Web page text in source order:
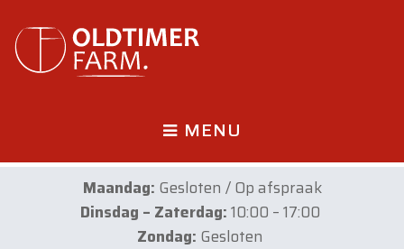
MENU
Maandag: Gesloten / Op afspraak
Dinsdag – Zaterdag:10:00 – 17:00
Zondag: Gesloten